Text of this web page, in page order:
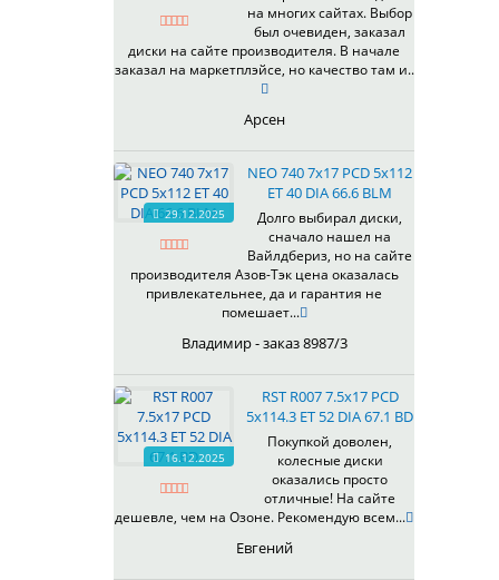
337
401
408
410
411
414
417
423
426
428
429
430
433
67,1
70,1
72,6
73,1
74,1
75.1
78.1
98
98,1
MG
MGM
OrD
SL
W
WB
WD
на многих сайтах. Выбор
был очевиден, заказал
диски на сайте производителя. В начале
заказал на маркетплэйсе, но качество там и..
Арсен
29.12.2025
NEO 740 7x17 PCD 5x112
ET 40 DIA 66.6 BLM
Долго выбирал диски,
сначало нашел на
Вайлдбериз, но на сайте
производителя Азов-Тэк цена оказалась
привлекательнее, да и гарантия не
помешает...
Владимир - заказ 8987/3
16.12.2025
RST R007 7.5x17 PCD
5x114.3 ET 52 DIA 67.1 BD
Покупкой доволен,
колесные диски
оказались просто
отличные! На сайте
дешевле, чем на Озоне. Рекомендую всем...
Евгений